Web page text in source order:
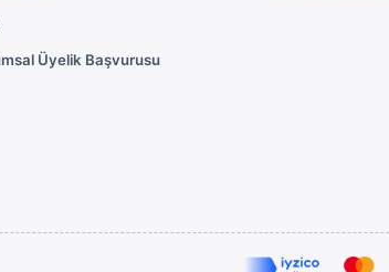
Üyelik Başvurusu